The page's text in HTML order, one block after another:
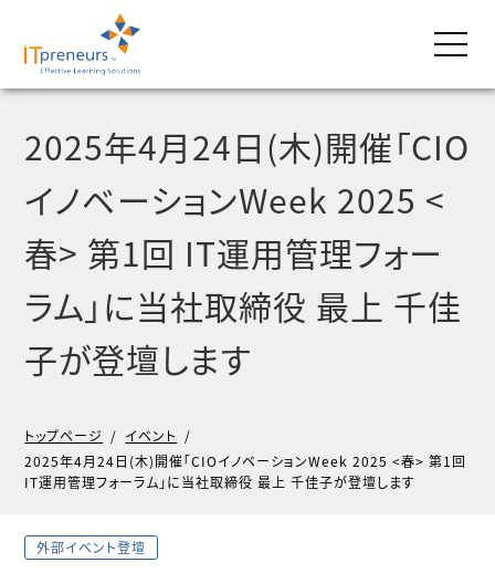
2025年4月24日(木)開催「CIO
イノベーションWeek 2025 <
春> 第1回 IT運用管理フォー
ラム」に当社取締役 最上 千佳
子が登壇します
トップページ / イベント /
2025年4月24日(木)開催「CIOイノベーションWeek 2025 <春> 第1回
IT運用管理フォーラム」に当社取締役 最上 千佳子が登壇します
外部イベント登壇